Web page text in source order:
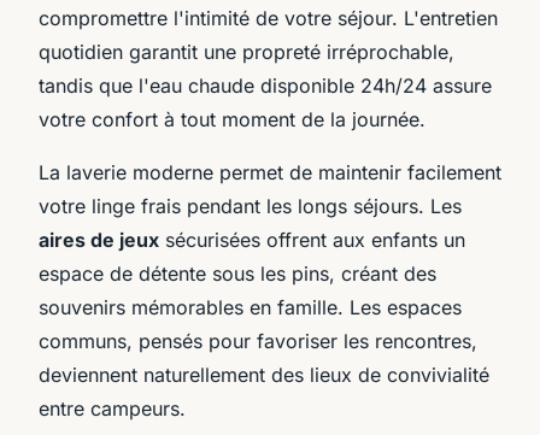
compromettre l'intimité de votre séjour. L'entretien
quotidien garantit une propreté irréprochable,
tandis que l'eau chaude disponible 24h/24 assure
votre confort à tout moment de la journée.
La laverie moderne permet de maintenir facilement
votre linge frais pendant les longs séjours. Les
aires de jeux sécurisées offrent aux enfants un
espace de détente sous les pins, créant des
souvenirs mémorables en famille. Les espaces
communs, pensés pour favoriser les rencontres,
deviennent naturellement des lieux de convivialité
entre campeurs.